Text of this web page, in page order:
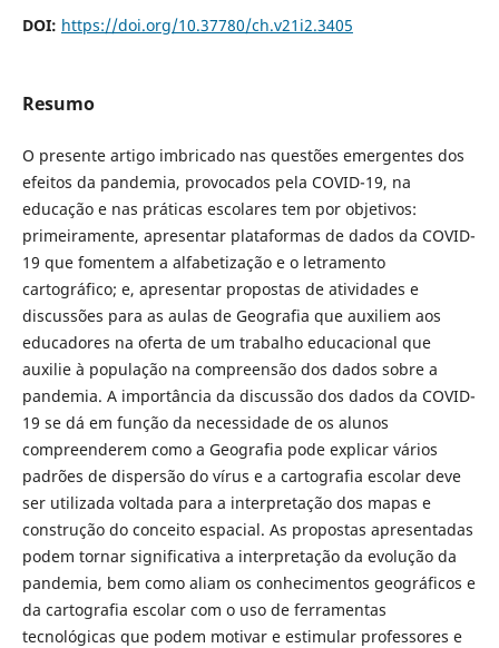
DOI: https://doi.org/10.37780/ch.v21i2.3405
Resumo
O presente artigo imbricado nas questões emergentes dos
efeitos da pandemia, provocados pela COVID-19, na
educação e nas práticas escolares tem por objetivos:
primeiramente, apresentar plataformas de dados da COVID-
19 que fomentem a alfabetização e o letramento
cartográfico; e, apresentar propostas de atividades e
discussões para as aulas de Geografia que auxiliem aos
educadores na oferta de um trabalho educacional que
auxilie à população na compreensão dos dados sobre a
pandemia. A importância da discussão dos dados da COVID-
19 se dá em função da necessidade de os alunos
compreenderem como a Geografia pode explicar vários
padrões de dispersão do vírus e a cartografia escolar deve
ser utilizada voltada para a interpretação dos mapas e
construção do conceito espacial. As propostas apresentadas
podem tornar significativa a interpretação da evolução da
pandemia, bem como aliam os conhecimentos geográficos e
da cartografia escolar com o uso de ferramentas
tecnológicas que podem motivar e estimular professores e